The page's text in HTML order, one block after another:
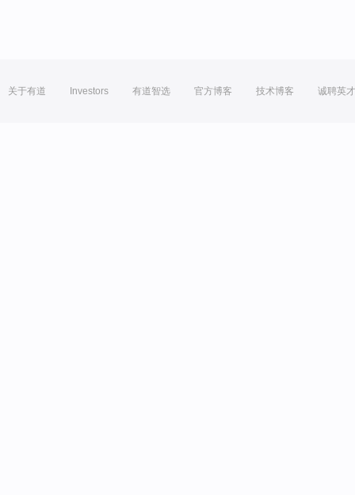
关于有道 Investors 有道智选 官方博客 技术博客 诚聘英才